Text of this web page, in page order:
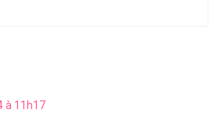
à 11h17